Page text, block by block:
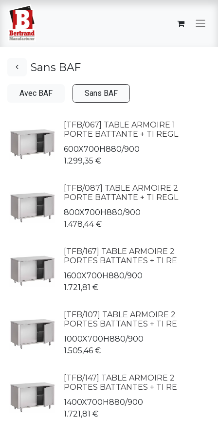
Sans BAF
Avec BAF Sans BAF
[TFB/067] TABLE ARMOIRE 1
PORTE BATTANTE + TI REGL
600X700H880/900
1.299,35 €
[TFB/087] TABLE ARMOIRE 2
PORTE BATTANTE + TI REGL
800X700H880/900
1.478,44€
[TFB/167] TABLE ARMOIRE 2
PORTES BATTANTES + TI RE
1600X700H880/900
1.721,81 €
[TFB/107] TABLE ARMOIRE 2
PORTES BATTANTES + TI RE
1000X700H880/900
1.505,46 €
[TFB/147] TABLE ARMOIRE 2
PORTES BATTANTES + TI RE
1400X700H880/900
1.721,81 €